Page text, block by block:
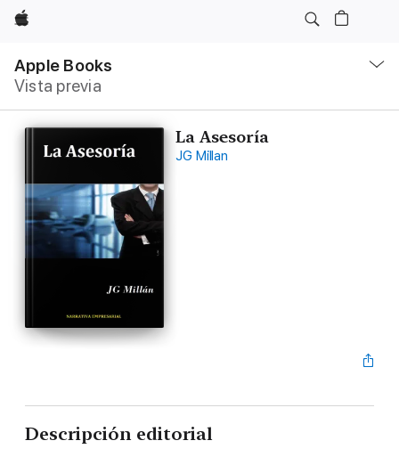
Apple
Apple Books
Vista previa
local
Abrir
La Asesoría
JG Millan
Descripción editorial